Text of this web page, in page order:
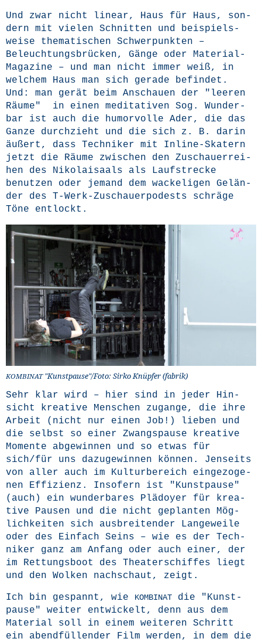
Und zwar nicht line­ar, Haus für Haus, son­
dern mit vie­len Schnit­ten und bei­spiels­
wei­se the­ma­ti­schen Schwer­punk­ten –
Beleuch­tungs­brü­cken, Gän­ge oder Mate­ri­al-
Maga­zi­ne – und man nicht immer weiß, in
wel­chem Haus man sich gera­de befin­det.
Und: man gerät beim Anschau­en der "lee­ren
Räu­me" in einen medi­ta­ti­ven Sog. Wun­der­
bar ist auch die humor­vol­le Ader, die das
Gan­ze durch­zieht und die sich z. B. dar­in
äußert, dass Tech­ni­ker mit Inline-Ska­tern
jetzt die Räu­me zwi­schen den Zuschau­er­rei­
hen des Niko­lai­saals als Lauf­stre­cke
benut­zen oder jemand dem wacke­li­gen Gelän­
der des T‑Werk-Zuschau­er­po­dests schrä­ge
Töne entlockt.
KOMBINAT"Kunstpause"/Foto: Sir­ko Knüp­fer (fabrik)
Sehr klar wird – hier sind in jeder Hin­
sicht krea­ti­ve Men­schen zugan­ge, die ihre
Arbeit (nicht nur einen Job!) lie­ben und
die selbst so einer Zwangs­pau­se krea­ti­ve
Momen­te abge­win­nen und so etwas für
sich/für uns dazu­ge­win­nen kön­nen. Jen­seits
von aller auch im Kul­tur­be­reich ein­ge­zo­ge­
nen Effi­zi­enz. Inso­fern ist "Kunst­pau­se"
(auch) ein wun­der­ba­res Plä­doy­er für krea­
ti­ve Pau­sen und die nicht geplan­ten Mög­
lich­kei­ten sich aus­brei­ten­der Lan­ge­wei­le
oder des Ein­fach Seins – wie es der Tech­
ni­ker ganz am Anfang oder auch einer, der
im Ret­tungs­boot des Thea­ter­schif­fes liegt
und den Wol­ken nach­schaut, zeigt.
Ich bin gespannt, wie KOMBINAT die "Kunst­
pau­se" wei­ter ent­wi­ckelt, denn aus dem
Mate­ri­al soll in einem wei­te­ren Schritt
ein abend­fül­len­der Film wer­den, in dem die